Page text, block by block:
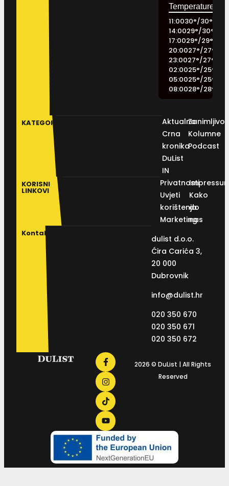
11:0030°/30°
14:0029°/30°
17:0029°/29°
20:0027°/27°
23:0027°/27°
02:0025°/25°
05:0025°/25°
08:0028°/28°
KATEGORIJE
Aktualno
Crna
kronika
DuList
IN
Kolumne
Podcast
KORISNI
LINKOVI
Privatnosti
Uvjeti
korištenja
Marketing
Kako
do
nas
Kontakt
dulist d.o.o.
Ćira Carića 3,
20 000
Dubrovnik
info@dulist.hr
020 350 670
020 350 671
020 350 672
2026 © DuList | All Rights
Reserved